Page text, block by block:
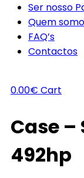
Ser nosso
Quem
FAQ’s
Contactos
0.00€ Cart
Case –
492hp